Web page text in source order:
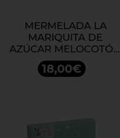
MERMELADA LA
MARIQUITA DE
AZÚCAR MELOCOTÓN
CHOCOLATE BLANCO
Y ARMAGNAC 250G.
18,00€